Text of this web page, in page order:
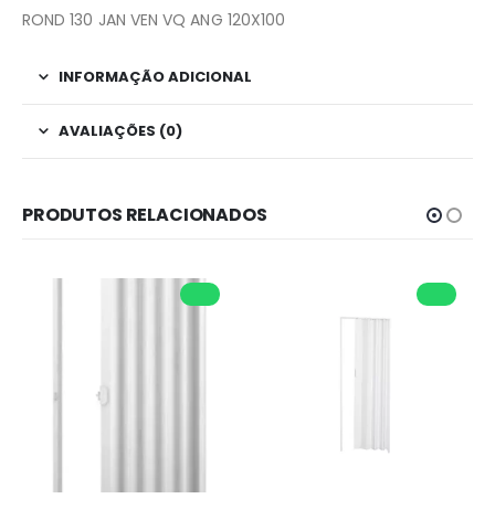
ROND 130 JAN VEN VQ ANG 120X100
INFORMAÇÃO ADICIONAL
AVALIAÇÕES (0)
PRODUTOS RELACIONADOS